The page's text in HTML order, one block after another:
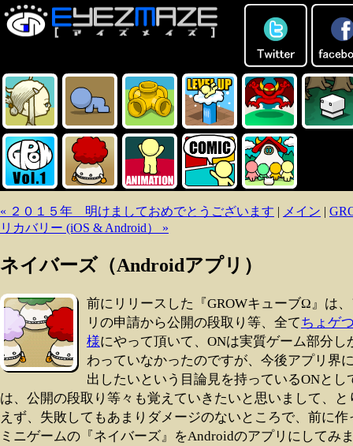
« ２０１５年 明けましておめでとうございます | メイン |
リカバリー (iOS & Android） »
ネイバーズ（Androidアプリ）
前にリリースした『GROWキューブΩ』は
リの申請から公開の段取り等、全てちょゲ
様にやって頂いて、ONは実質ゲーム部分し
わっていなかったのですが、今後アプリ界
出したいという目論見を持っているONとし
は、公開の段取り等々も覚えていきたいと思いまして、と
えず、失敗してもあまりダメージのないところで、前に作
ミニゲームの『ネイバーズ』をAndroidのアプリにしてみ